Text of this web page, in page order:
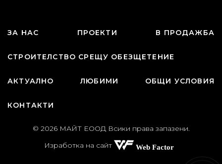
ЗА НАС ПРОЕКТИ В ПРОДАЖБА
СТРОИТЕЛСТВО СРЕЩУ ОБЕЗЩЕТЕНИЕ
АКТУАЛНО ЛЮБИМИ ОБЩИ УСЛОВИЯ
КОНТАКТИ
© 2026 МАЙТ ЕООД Всики права запазени.
Изработка на сайт